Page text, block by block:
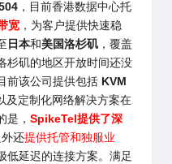
，目前香港数据中心托
宽 ，为客户提供快速稳
日本和美国洛杉矶 ，覆盖
杉矶的地区开放时间还没
前该公司提供包括 KVM
及定制化网络解决方案在
是， SpikeTel 提供了深
外还提供托管和独服业
低延迟的连接方案。满足